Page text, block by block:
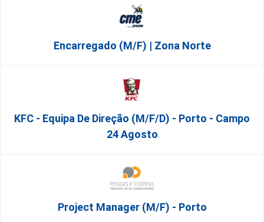
Encarregado (m/f) | Zona Norte
KFC - Equipa De Direção (m/f/d) - Porto - Campo
24 Agosto
Project Manager (m/f) - Porto